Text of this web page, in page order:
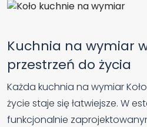
Kuchnia na wymiar
przestrzeń do życia
Każda kuchnia na wymiar
życie staje się łatwiejsze. W
funkcjonalnie